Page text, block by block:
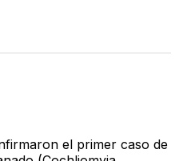
el primer caso de